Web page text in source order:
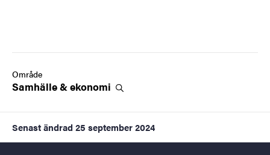
Område
Samhälle &ekonomi
Senast ändrad 25 september 2024